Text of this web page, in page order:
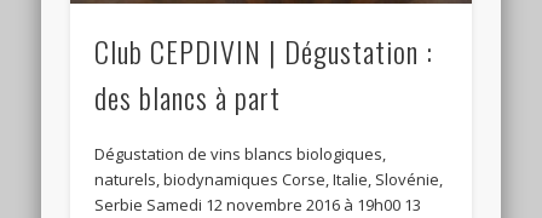
Club CEPDIVIN | Dégustation :
des blancs à part
Dégustation de vins blancs biologiques,
naturels, biodynamiques Corse, Italie, Slovénie,
Serbie Samedi 12 novembre 2016 à 19h00 13